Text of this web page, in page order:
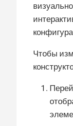
Чтобы